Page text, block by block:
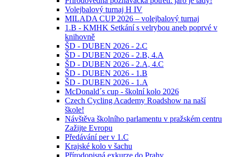
Volejbalový turnaj H IV
MILADA CUP 2026 – volejbalový turnaj
1.B - KMHK Setkání s velrybou aneb poprvé v
knihovně
ŠD - DUBEN 2026 - 2.C
ŠD - DUBEN 2026 - 2.B, 4.A
ŠD - DUBEN 2026 - 2.A, 4.C
ŠD - DUBEN 2026 - 1.B
ŠD - DUBEN 2026 - 1.A
McDonald´s cup - školní kolo 2026
Czech Cycling Academy Roadshow na naší
škole!
Návštěva školního parlamentu v pražském centru
Zažijte Evropu
Předávání per v 1.C
Krajské kolo v šachu